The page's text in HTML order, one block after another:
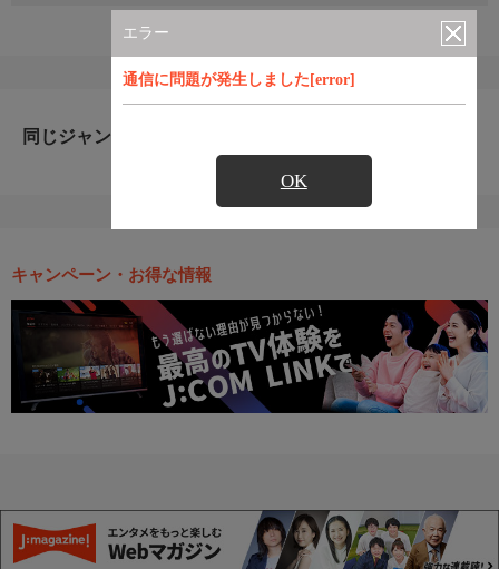
エラー
通信に問題が発生しました[error]
OK
同じジャンルのおすすめ番組
キャンペーン・お得な情報